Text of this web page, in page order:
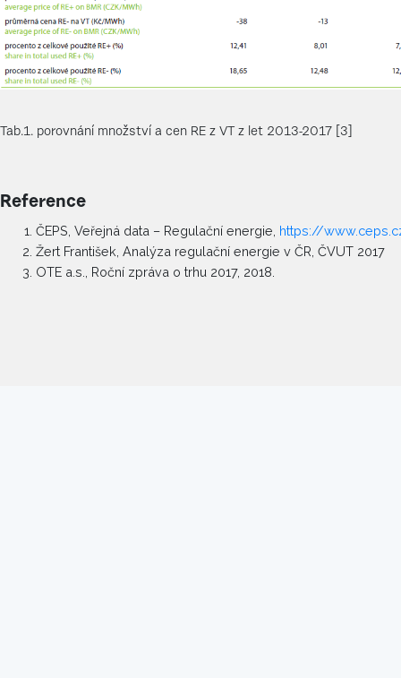
Tab.1. porovnání množství a cen RE z VT z let 2013-2017 [3]
Reference
ČEPS, Veřejná data – Regulační energie, https://
Žert František, Analýza regulační energie v ČR, ČVUT 2017
OTE a.s., Roční zpráva o trhu 2017, 2018.